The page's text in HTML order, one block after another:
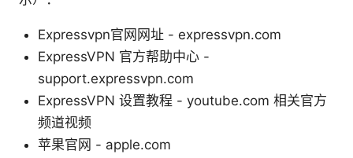
Expressvpn官网网址 - expressvpn.com
ExpressVPN 官方帮助中心 -
support.expressvpn.com
ExpressVPN 设置教程 - youtube.com 相关官方
频道视频
苹果官网 - apple.com